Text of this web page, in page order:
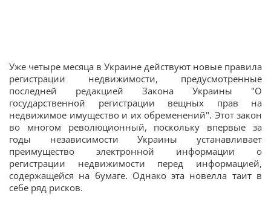
Уже четыре месяца в Украине действуют новые правила
регистрации недвижимости, предусмотренные
последней редакцией Закона Украины "О
государственной регистрации вещных прав на
недвижимое имущество и их обременений". Этот закон
во многом революционный, поскольку впервые за
годы независимости Украины устанавливает
преимущество электронной информации о
регистрации недвижимости перед информацией,
содержащейся на бумаге. Однако эта новелла таит в
себе ряд рисков.